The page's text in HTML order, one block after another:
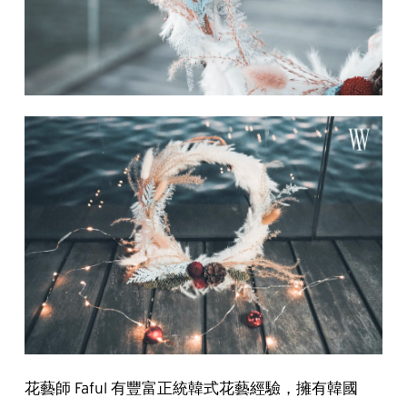
花藝師 Faful 有豐富正統韓式花藝經驗，擁有韓國